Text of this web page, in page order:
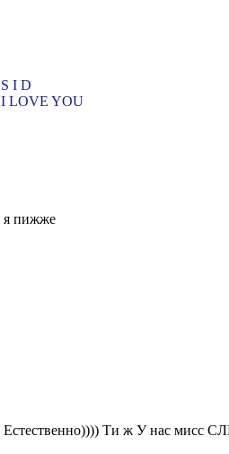
S I D
I LOVE YOU
я пижже
Естественно)))) Ти ж У нас